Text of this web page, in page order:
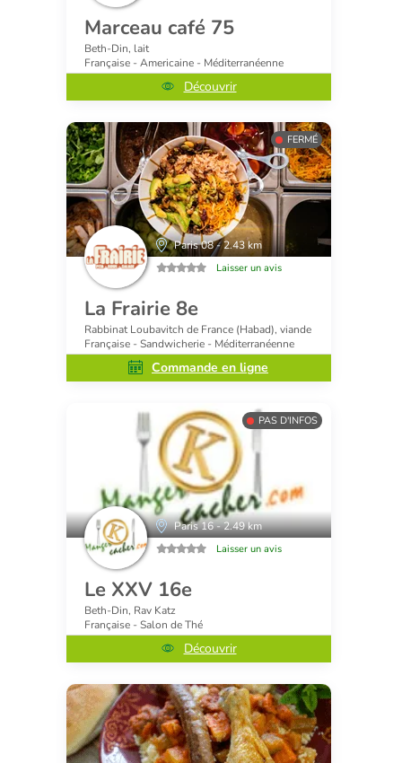
Marceau café 75
Beth-Din, lait
Française - Americaine - Méditerranéenne
Découvrir
FERMÉ
Paris 08 - 2.43 km
Laisser un avis
La Frairie 8e
Rabbinat Loubavitch de France (Habad), viande
Française - Sandwicherie - Méditerranéenne
Commande en ligne
PAS D'INFOS
Paris 16 - 2.49 km
Laisser un avis
Le XXV 16e
Beth-Din, Rav Katz
Française - Salon de Thé
Découvrir